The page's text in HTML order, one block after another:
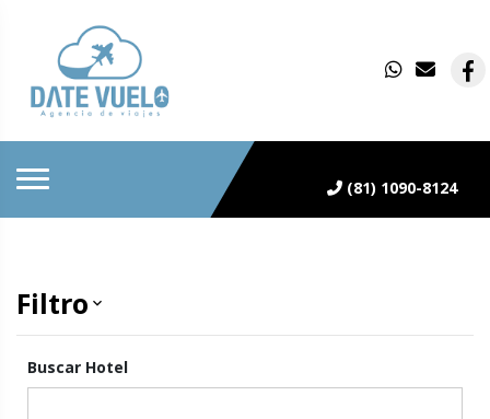
(81) 1090-8124
Filtro keyboard_arrow_down
Buscar Hotel